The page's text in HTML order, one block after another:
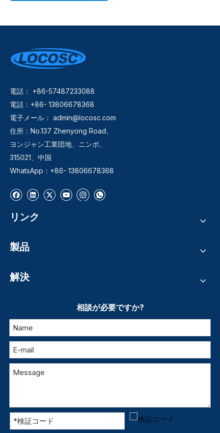
電話： +86-57487233088
電話：+86- 13806678368
電子メール： admin@locosc.com
住所：No.137 Zhenyong Road、
ヨンジャン工業団地、ニンボ、
315021、中国
WhatsApp：+86- 13806678368
リンク
製品
解決
相談が必要ですか?